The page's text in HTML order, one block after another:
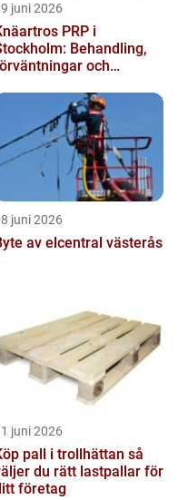
juni 2026
PRP i
Behandling,
och
juni 2026
av elcentral västerås
juni 2026
pall i trollhättan så
du rätt lastpallar för
företag